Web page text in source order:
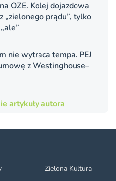
OZE. Kolej dojazdowa
„zielonego prądu”, tylko
nie wytraca tempa. PEJ
z Westinghouse–
artykuły autora
Zielona Kultura